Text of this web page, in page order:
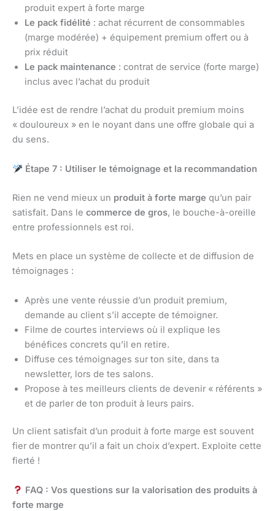
produit expert à forte marge
Le pack fidélité : achat récurrent de consommables
(marge modérée) + équipement premium offert ou à
prix réduit
Le pack maintenance : contrat de service (forte marge)
inclus avec l’achat du produit
L’idée est de rendre l’achat du produit premium moins
« douloureux » en le noyant dans une offre globale qui a
du sens.
Étape 7 : Utiliser le témoignage et la recommandation
Rien ne vend mieux un produit à forte marge qu’un pair
satisfait. Dans le commerce de gros, le bouche-à-oreille
entre professionnels est roi.
Mets en place un système de collecte et de diffusion de
témoignages :
Après une vente réussie d’un produit premium,
demande au client s’il accepte de témoigner.
Filme de courtes interviews où il explique les
bénéfices concrets qu’il en retire.
Diffuse ces témoignages sur ton site, dans ta
newsletter, lors de tes salons.
Propose à tes meilleurs clients de devenir « référents »
et de parler de ton produit à leurs pairs.
Un client satisfait d’un produit à forte marge est souvent
fier de montrer qu’il a fait un choix d’expert. Exploite cette
fierté !
FAQ : Vos questions sur la valorisation des produits à
forte marge